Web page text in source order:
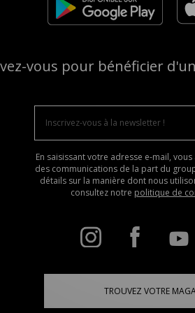
vous pour bénéficier
En saisissant votre adresse e-mail,
des communications de la part du
détails sur la manière dont nous
consultez notre politique de
TROUVEZ VOTRE